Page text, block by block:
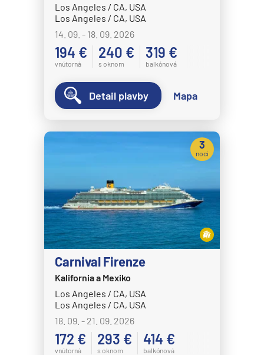
Los Angeles / CA, USA
Los Angeles / CA, USA
14. 09. - 18. 09. 2026
194 €
vnútorná
240 €
s oknom
319 €
balkónová
Detail plavby Mapa
Carnival Firenze
Kalifornia a Mexiko
Los Angeles / CA, USA
Los Angeles / CA, USA
18. 09. - 21. 09. 2026
172 €
vnútorná
293 €
s oknom
414 €
balkónová
3
noci